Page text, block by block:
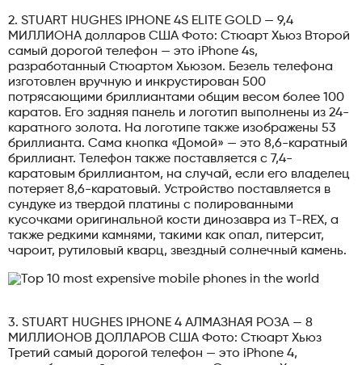
2. STUART HUGHES IPHONE 4S ELITE GOLD — 9,4
МИЛЛИОНА долларов США Фото: Стюарт Хьюз Второй
самый дорогой телефон — это iPhone 4s,
разработанный Стюартом Хьюзом. Безель телефона
изготовлен вручную и инкрустирован 500
потрясающими бриллиантами общим весом более 100
каратов. Его задняя панель и логотип выполнены из 24-
каратного золота. На логотипе также изображены 53
бриллианта. Сама кнопка «Домой» — это 8,6-каратный
бриллиант. Телефон также поставляется с 7,4-
каратовым бриллиантом, на случай, если его владелец
потеряет 8,6-каратовый. Устройство поставляется в
сундуке из твердой платины с полированными
кусочками оригинальной кости динозавра из T-REX, а
также редкими камнями, такими как опал, питерсит,
чароит, рутиловый кварц, звездный солнечный камень.
3. STUART HUGHES IPHONE 4 АЛМАЗНАЯ РОЗА — 8
МИЛЛИОНОВ ДОЛЛАРОВ США Фото: Стюарт Хьюз
Третий самый дорогой телефон — это iPhone 4,